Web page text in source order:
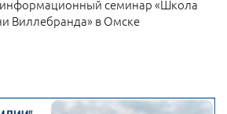
семинар «Школа
Виллебранда» в Омске